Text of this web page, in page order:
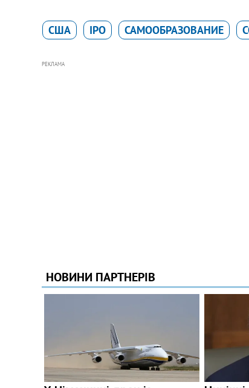
США IPO САМООБРАЗОВАНИЕ
РЕКЛАМА